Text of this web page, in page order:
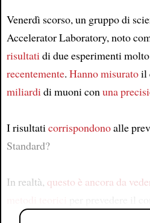
Venerdì scorso, un gruppo di
Accelerator Laboratory, noto
risultatidi due esperimenti
recentemente. Hanno misuratoil
miliardidi muoni conuna
I risultaticorrispondonoalle
Standard?
In realtà, questo è ancora da